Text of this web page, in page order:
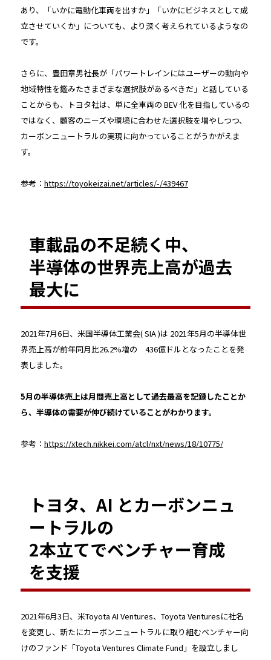
あり、「いかに電動化車両を出すか」「いかにビジネスとして成
立させていくか」についても、より深く考えられているようなの
です。
さらに、豊田章男社長が「パワートレインにはユーザーの動向や
地域特性を鑑みたさまざまな選択肢があるべきだ」と話している
ことからも、トヨタ社は、単に全車両の BEV 化を目指しているの
ではなく、顧客のニーズや環境に合わせた選択肢を増やしつつ、
カーボンニュートラルの実現に向かっていることがうかがえま
す。
参考： https://toyokeizai.net/articles/-/439467
車載品の不足続く中、
半導体の世界売上高が過去
最大に
2021年7月6日、米国半導体工業会( SIA )は 2021年5月の半導体世
界売上高が前年同月比26.2%増の 436億ドルとなったことを発
表しました。
5月の半導体売上は月間売上高として過去最高を記録したことか
ら、半導体の需要が伸び続けていることがわかります。
参考： https://xtech.nikkei.com/atcl/nxt/news/18/10775/
トヨタ、AI とカーボンニュ
ートラルの
2本立てでベンチャー育成
を支援
2021年6月3日、米Toyota AI Ventures、Toyota Venturesに社名
を変更し、新たにカーボンニュートラルに取り組むベンチャー向
けのファンド「Toyota Ventures Climate Fund」を設立しまし